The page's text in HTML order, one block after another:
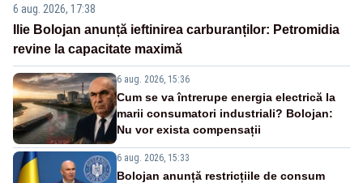
6 aug. 2026, 17:38
Ilie Bolojan anunță ieftinirea carburanților: Petromidia
revine la capacitate maximă
6 aug. 2026, 15:36
Cum se va întrerupe energia electrică la
marii consumatori industriali? Bolojan:
Nu vor exista compensații
6 aug. 2026, 15:33
Bolojan anunță restricțiile de consum